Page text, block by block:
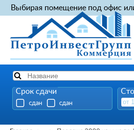
Выбирая помещение под офис
Срок сдачи
сдан сдан